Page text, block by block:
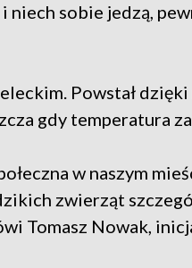
niech sobie jedzą,
Powstał
gdy temperatura
w naszym
zwierząt
Tomasz Nowak,